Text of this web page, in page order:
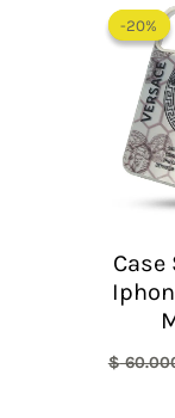
-20%
-20%
Case
$